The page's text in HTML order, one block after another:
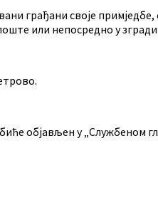
грађани своје
или непосредно у
објављен у „Службеном